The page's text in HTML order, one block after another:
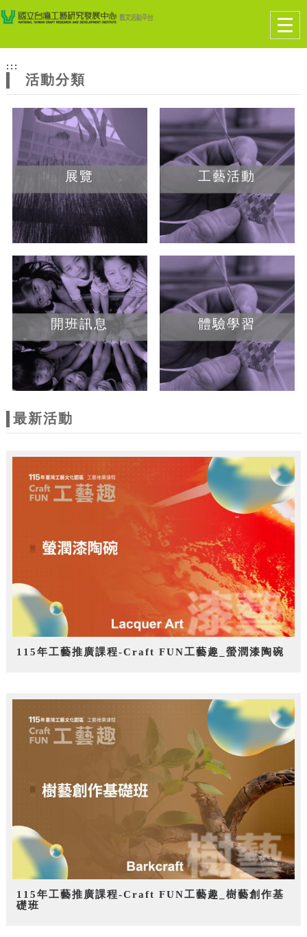
網
站
主
題
跳到主要內容
網站導覽
:::
活動分類
展覽 工藝活動
開班訊息 體驗學習
最新活動
115年工藝推廣課程-Craft FUN工藝趣_螢潤漆陶碗
115年工藝推廣課程-Craft FUN工藝趣_樹藝創作基
礎班